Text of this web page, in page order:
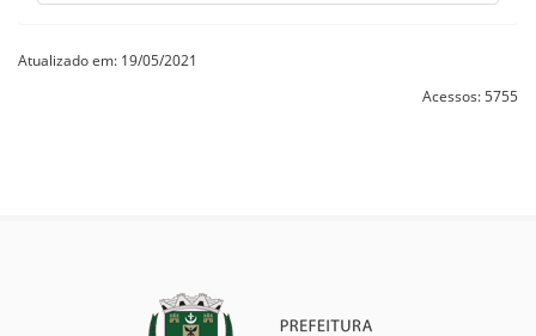
Atualizado em: 19/05/2021
Acessos: 5755